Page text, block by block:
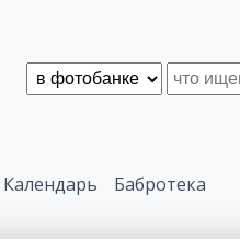
Календарь Бабротека